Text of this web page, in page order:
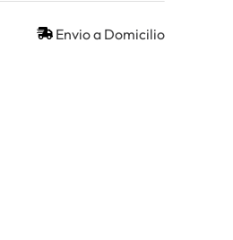
Envio a Domicilio